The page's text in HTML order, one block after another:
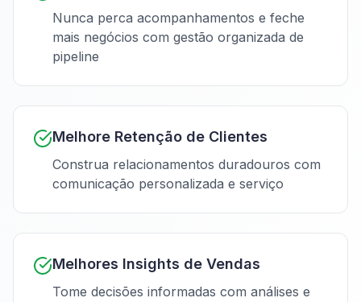
Nunca perca acompanhamentos e feche
mais negócios com gestão organizada de
pipeline
Melhore Retenção de Clientes
Construa relacionamentos duradouros com
comunicação personalizada e serviço
Melhores Insights de Vendas
Tome decisões informadas com análises e